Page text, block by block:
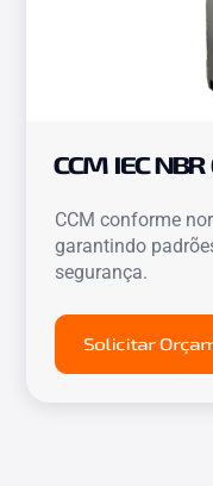
CCM IEC
CCM conforme
garantindo
segurança.
Solicitar